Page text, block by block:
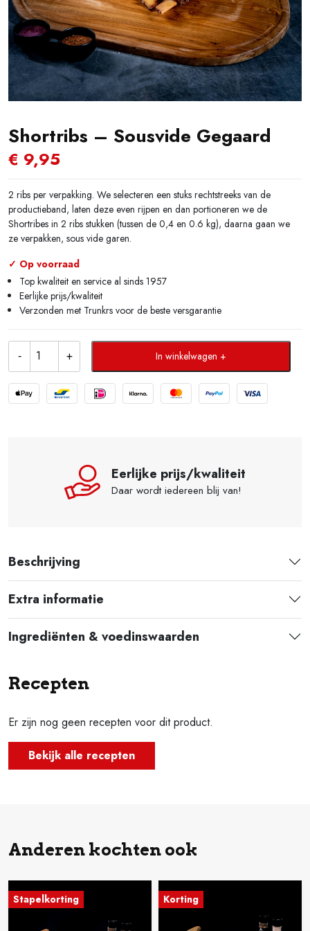
Shortribs – Sousvide Gegaard
€ 9,95
2 ribs per verpakking. We selecteren een stuks rechtstreeks van de
productieband, laten deze even rijpen en dan portioneren we de
Shortribes in 2 ribs stukken (tussen de 0,4 en 0.6 kg), daarna gaan we
ze verpakken, sous vide garen.
✓ Op voorraad
Top kwaliteit en service al sinds 1957
Eerlijke prijs/kwaliteit
Verzonden met Trunkrs voor de beste versgarantie
In winkelwagen
Eerlijke prijs/kwaliteit
Daar wordt iedereen blij van!
Beschrijving
Extra informatie
Ingrediënten & voedinswaarden
Recepten
Er zijn nog geen recepten voor dit product.
Bekijk alle recepten
Anderen kochten ook
Stapelkorting Korting